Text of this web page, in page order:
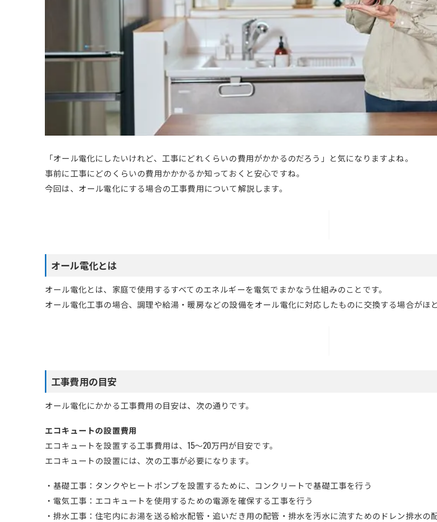
「オール電化にしたいけれど、工事にどれくらいの費用がかかるのだろう」と気になりますよね。
事前に工事にどのくらいの費用かかかるか知っておくと安心ですね。
今回は、オール電化にする場合の工事費用について解説します。
オール電化とは
オール電化とは、家庭で使用するすべてのエネルギーを電気でまかなう仕組みのことです。
オール電化工事の場合、調理や給湯・暖房などの設備をオール電化に対応したものに交換する場合がほと
工事費用の目安
オール電化にかかる工事費用の目安は、次の通りです。
エコキュートの設置費用
エコキュートを設置する工事費用は、15～20万円が目安です。
エコキュートの設置には、次の工事が必要になります。
・基礎工事：タンクやヒートポンプを設置するために、コンクリートで基礎工事を行う
・電気工事：エコキュートを使用するための電源を確保する工事を行う
・排水工事：住宅内にお湯を送る給水配管・追いだき用の配管・排水を汚水に流すためのドレン排水の